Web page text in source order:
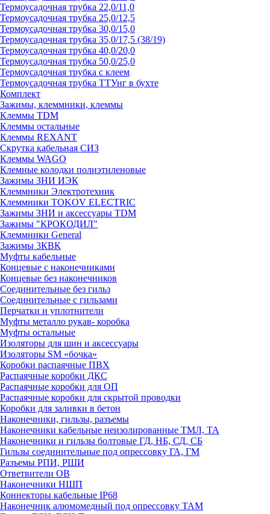
Термоусадочная трубка 22,0/11,0
Термоусадочная трубка 25,0/12,5
Термоусадочная трубка 30,0/15,0
Термоусадочная трубка 35,0/17,5 (38/19)
Термоусадочная трубка 40,0/20,0
Термоусадочная трубка 50,0/25,0
Термоусадочная трубка с клеем
Термоусадочная трубка ТТУнг в бухте
Комплект
Зажимы, клеммники, клеммы
Клеммы TDM
Клеммы остальные
Клеммы REXANT
Скрутка кабельная СИЗ
Клеммы WAGO
Клемные колодки полиэтиленовые
Зажимы ЗНИ ИЭК
Клеммники Электротехник
Клеммники TOKOV ELECTRIC
Зажимы ЗНИ и аксессуары TDM
Зажимы "КРОКОДИЛ"
Клеммники General
Зажимы 3КВК
Муфты кабельные
Концевые с наконечниками
Концевые без наконечников
Соединительные без гильз
Соединительные с гильзами
Перчатки и уплотнители
Муфты металло рукав- коробка
Муфты остальные
Изоляторы для шин и аксессуары
Изоляторы SM «бочка»
Коробки распаячные ПВХ
Распаячные коробки ДКС
Распаячные коробки для ОП
Распаячные коробки для скрытой проводки
Коробки для заливки в бетон
Наконечники, гильзы, разъемы
Наконечники кабельные неизолированные ТМЛ, ТА
Наконечники и гильзы болтовые ГД, НБ, СД, СБ
Гильзы соединительные под опрессовку ГА, ГМ
Разъемы РПИ, РШИ
Ответвители ОВ
Наконечники НШП
Коннекторы кабельные IP68
Наконечник алюмомедный под опрессовку ТАМ